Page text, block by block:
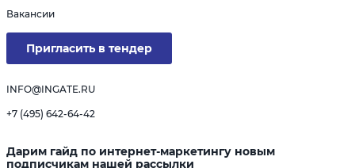
Вакансии
Пригласить в тендер
INFO@INGATE.RU
+7 (495) 642-64-42
Дарим гайд по интернет-маркетингу новым
подписчикам нашей рассылки